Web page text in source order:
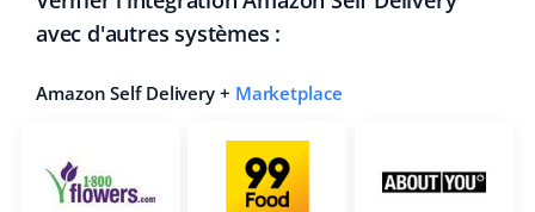
avec d'autres systèmes :
Amazon Self Delivery + Marketplace